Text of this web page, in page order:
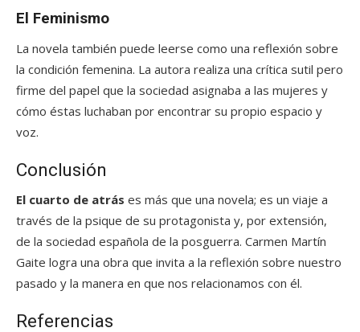
El Feminismo
La novela también puede leerse como una reflexión sobre
la condición femenina. La autora realiza una crítica sutil pero
firme del papel que la sociedad asignaba a las mujeres y
cómo éstas luchaban por encontrar su propio espacio y
voz.
Conclusión
El cuarto de atrás es más que una novela; es un viaje a
través de la psique de su protagonista y, por extensión,
de la sociedad española de la posguerra. Carmen Martín
Gaite logra una obra que invita a la reflexión sobre nuestro
pasado y la manera en que nos relacionamos con él.
Referencias